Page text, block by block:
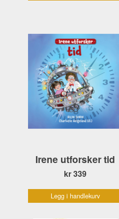
Irene utforsker tid
kr 339
Legg i handlekurv